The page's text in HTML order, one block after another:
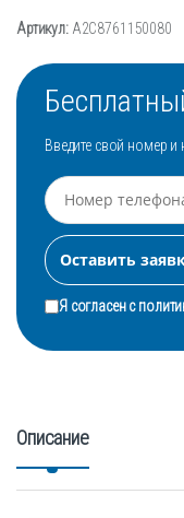
Артикул: A2C8761150080
Введите свой номер
Я согласен с
Описание